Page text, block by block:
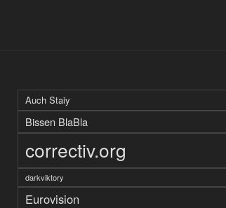
Auch Staiy
Bissen BlaBla
correctiv.org
darkviktory
Eurovision